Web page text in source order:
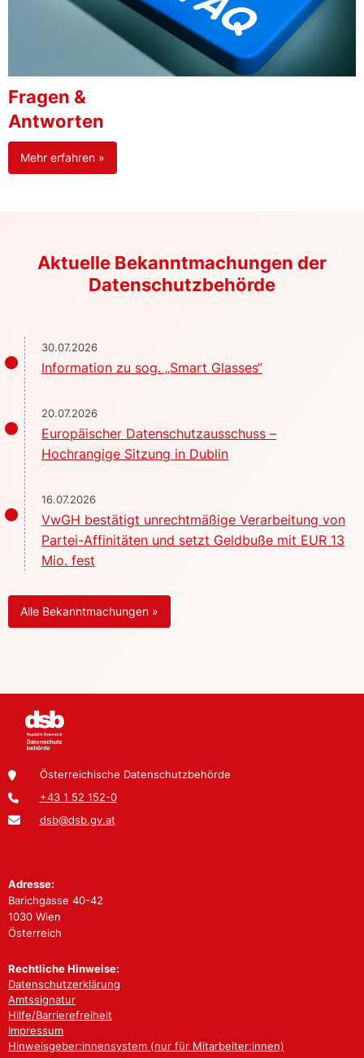
Fragen &
Antworten
Mehr erfahren »
Aktuelle Bekanntmachungen der
Datenschutzbehörde
30.07.2026
Information zu sog. „Smart Glasses“
20.07.2026
Europäischer Datenschutzausschuss –
Hochrangige Sitzung in Dublin
16.07.2026
VwGH bestätigt unrechtmäßige Verarbeitung von
Partei-Affinitäten und setzt Geldbuße mit EUR 13
Mio. fest
Alle Bekanntmachungen »
Österreichische Datenschutzbehörde
+43 1 52 152-0
dsb@dsb.gv.at
Adresse:
Barichgasse 40-42
1030 Wien
Österreich
Rechtliche Hinweise:
Datenschutzerklärung
Amtssignatur
Hilfe/Barrierefreiheit
Impressum
Hinweisgeber:innensystem (nur für Mitarbeiter:innen)